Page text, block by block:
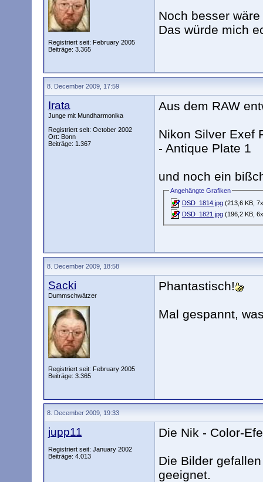
Registriert seit: February 2005
Beiträge: 3.365
Noch besser
Das würde mich
8. December 2009, 17:59
Irata
Junge mit Mundharmonika
Registriert seit: October 2002
Ort: Bonn
Beiträge: 1.367
Aus dem RAW
Nikon Silver Exef
- Antique Plate 1
und noch ein
Angehängte Grafiken
DSD_1814.jpg(213,6 KB,
DSD_1821.jpg(196,2 KB,
8. December 2009, 18:58
Sacki
Dummschwätzer
Registriert seit: February 2005
Beiträge: 3.365
Phantastisch!
Mal gespannt,
8. December 2009, 19:33
jupp11
Registriert seit: January 2002
Beiträge: 4.013
Die Nik - Color-
Die Bilder
geeignet.